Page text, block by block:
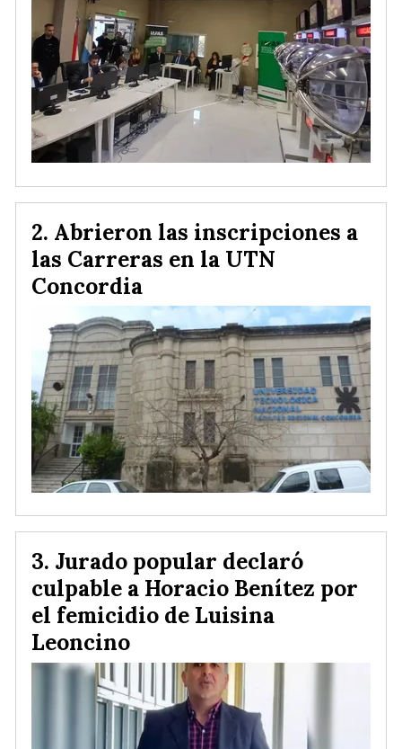
Abrieron las inscripciones a
las Carreras en la UTN
Concordia
Jurado popular declaró
culpable a Horacio Benítez por
el femicidio de Luisina
Leoncino